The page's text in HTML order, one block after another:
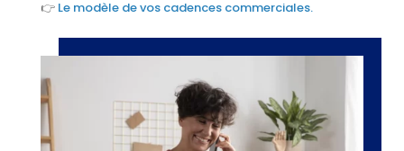
👉 Le modèle de vos cadences commerciales.